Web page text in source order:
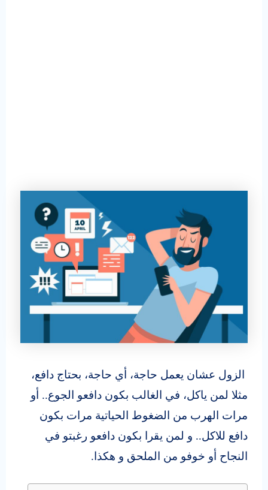
الزول عشان يعمل حاجة، أي حاجة، بحتاج دافع،
مثلا لمن ياكل، في الغالب بكون دافعو الجوع.. أو
مرات الهرب من الضغوط الحياتية مرات بكون
دافع للاكل.. و لمن يقرا بكون دافعو رغبتو في
النجاح أو خوفو من الملحق و هكذا.